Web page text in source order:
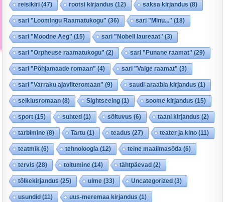
reisikiri (47) rootsi kirjandus (12) saksa kirjandus (8)
sari "Loomingu Raamatukogu" (36) sari "Minu..." (18)
sari "Moodne Aeg" (15) sari "Nobeli laureaat" (3)
sari "Orpheuse raamatukogu" (2) sari "Punane raamat" (29)
sari "Põhjamaade romaan" (4) sari "Valge raamat" (3)
sari "Varraku ajaviiteromaan" (9) saudi-araabia kirjandus (1)
seiklusromaan (8) Sightseeing (1) soome kirjandus (15)
sport(15) suhted (1) sõltuvus (6) taani kirjandus (2)
tarbimine (8) Tartu (1) teadus (27) teater ja kino (11)
teatmik (6) tehnoloogia (12) teine maailmasõda (6)
tervis (28) toitumine (14) tähtpäevad (2)
tõlkekirjandus (25) ulme (33) Uncategorized (3)
usundid (11) uus-meremaa kirjandus (1)